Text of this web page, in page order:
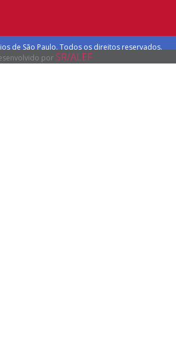
de São Paulo. Todos os direitos reservados.
por SR/ALEF